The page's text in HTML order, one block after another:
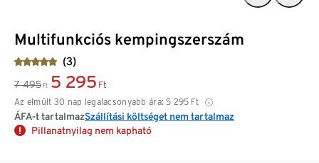
Multifunkciós kempingszerszám
(3)
7 495 Ft 5 295 Ft
Az elmúlt 30 nap legalacsonyabb ára: 5 295 Ft
ÁFA-t tartalmazSzállítási költséget nem tartalmaz
Pillanatnyilag nem kapható